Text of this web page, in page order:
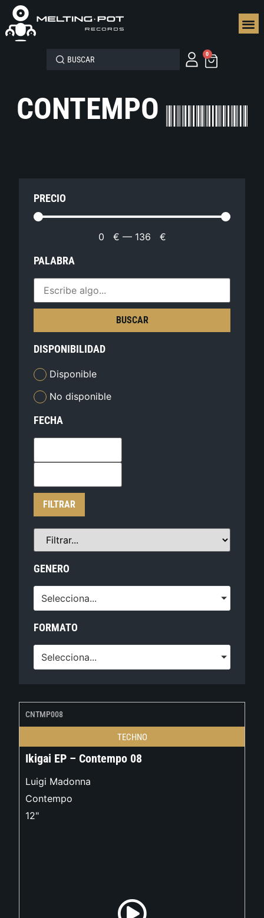
0
CONTEMPO
PRECIO
0 € — 136 €
PALABRA
BUSCAR
DISPONIBILIDAD
Disponible
No disponible
FECHA
FILTRAR
GENERO
Selecciona...
FORMATO
Selecciona...
CNTMP008
TECHNO
Ikigai EP – Contempo 08
Luigi Madonna
Contempo
12"